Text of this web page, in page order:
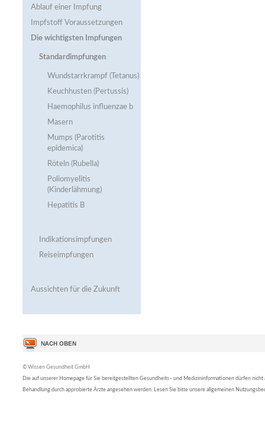
Ablauf einer Impfung
Impfstoff Voraussetzungen
Die wichtigsten Impfungen
Standardimpfungen
Wundstarrkrampf (Tetanus)
Keuchhusten (Pertussis)
Haemophilus influenzae b
Masern
Mumps (Parotitis
epidemica)
Röteln (Rubella)
Poliomyelitis
(Kinderlähmung)
Hepatitis B
Indikationsimpfungen
Reiseimpfungen
Aussichten für die Zukunft
© Wissen Gesundheit GmbH
Die auf unserer Homepage für Sie bereitgestellten Gesundheits– und Medizininformationen dürfen nicht
Behandlung durch approbierte Ärzte angesehen werden. Lesen Sie bitte unsere allgemeinen